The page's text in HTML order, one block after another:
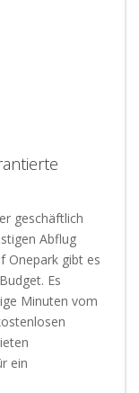
geschäftlich
Abflug
Onepark gibt es
Es
Minuten vom
ein